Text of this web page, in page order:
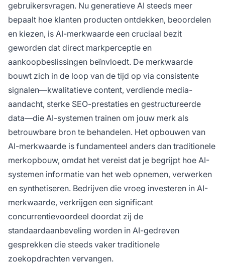
gebruikersvragen. Nu generatieve AI steeds meer
bepaalt hoe klanten producten ontdekken, beoordelen
en kiezen, is AI-merkwaarde een cruciaal bezit
geworden dat direct markperceptie en
aankoopbeslissingen beïnvloedt. De merkwaarde
bouwt zich in de loop van de tijd op via consistente
signalen—kwalitatieve content, verdiende media-
aandacht, sterke SEO-prestaties en gestructureerde
data—die AI-systemen trainen om jouw merk als
betrouwbare bron te behandelen. Het opbouwen van
AI-merkwaarde is fundamenteel anders dan traditionele
merkopbouw, omdat het vereist dat je begrijpt hoe AI-
systemen informatie van het web opnemen, verwerken
en synthetiseren. Bedrijven die vroeg investeren in AI-
merkwaarde, verkrijgen een significant
concurrentievoordeel doordat zij de
standaardaanbeveling worden in AI-gedreven
gesprekken die steeds vaker traditionele
zoekopdrachten vervangen.